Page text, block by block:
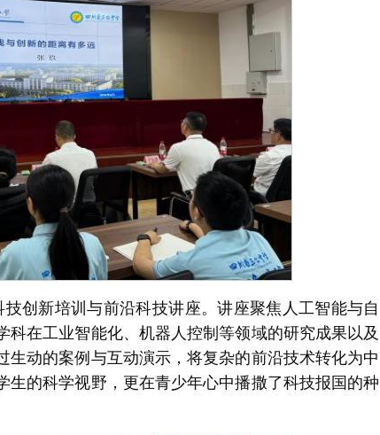
创新培训与前沿科技讲座。讲座聚焦人工智能与自
在工业智能化、机器人控制等领域的研究成果以及
动的案例与互动演示，将复杂的前沿技术转化为中
的科学视野，更在青少年心中播撒了科技报国的种